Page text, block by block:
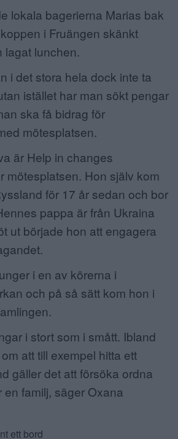
lokala bagerierna Marias bak
i Fruängen skänkt
lagat lunchen.
i det stora hela dock inte ta
istället har man sökt pengar
ska få bidrag för
mötesplatsen.
är Help in changes
mötesplatsen. Hon själv kom
för 17 år sedan och bor
pappa är från Ukraina
ut började hon att engagera
i en av körerna i
och på så sätt kom hon i
i stort som i smått. Ibland
att till exempel hitta ett
gäller det att försöka ordna
familj, säger Oxana